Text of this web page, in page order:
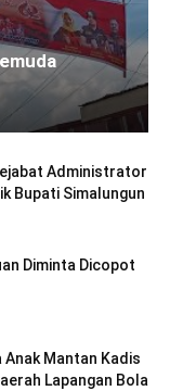
Administrator
Bupati Simalungun
Diminta Dicopot
Anak Mantan Kadis
Lapangan Bola